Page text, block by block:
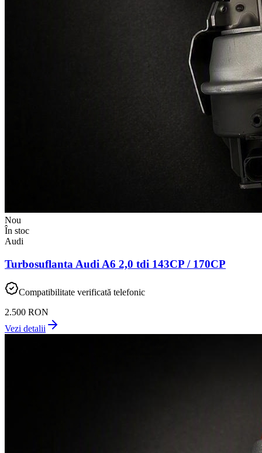
Nou
În stoc
Audi
Turbosuflanta Audi A6 2,0 tdi 143CP / 170CP
Compatibilitate verificată telefonic
2.500 RON
Vezi detalii